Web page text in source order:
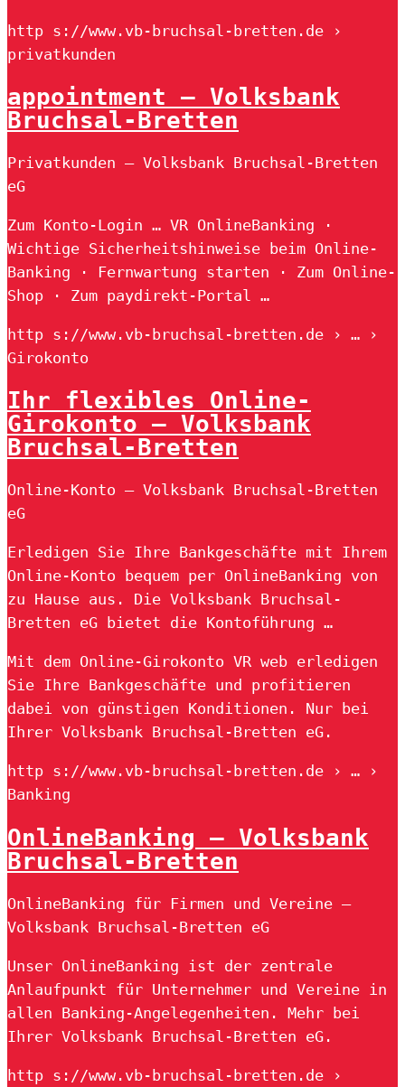
http s://www.vb-bruchsal-bretten.de ›
privatkunden
appointment – Volksbank
Bruchsal-Bretten
Privatkunden – Volksbank Bruchsal-Bretten
eG
Zum Konto-Login … VR OnlineBanking ·
Wichtige Sicherheitshinweise beim Online-
Banking · Fernwartung starten · Zum Online-
Shop · Zum paydirekt-Portal …
http s://www.vb-bruchsal-bretten.de › … ›
Girokonto
Ihr flexibles Online-
Girokonto – Volksbank
Bruchsal-Bretten
Online-Konto – Volksbank Bruchsal-Bretten
eG
Erledigen Sie Ihre Bankgeschäfte mit Ihrem
Online-Konto bequem per OnlineBanking von
zu Hause aus. Die Volksbank Bruchsal-
Bretten eG bietet die Kontoführung …
Mit dem Online-Girokonto VR web erledigen
Sie Ihre Bankgeschäfte und profitieren
dabei von günstigen Konditionen. Nur bei
Ihrer Volksbank Bruchsal-Bretten eG.
http s://www.vb-bruchsal-bretten.de › … ›
Banking
OnlineBanking – Volksbank
Bruchsal-Bretten
OnlineBanking für Firmen und Vereine –
Volksbank Bruchsal-Bretten eG
Unser OnlineBanking ist der zentrale
Anlaufpunkt für Unternehmer und Vereine in
allen Banking-Angelegenheiten. Mehr bei
Ihrer Volksbank Bruchsal-Bretten eG.
http s://www.vb-bruchsal-bretten.de ›